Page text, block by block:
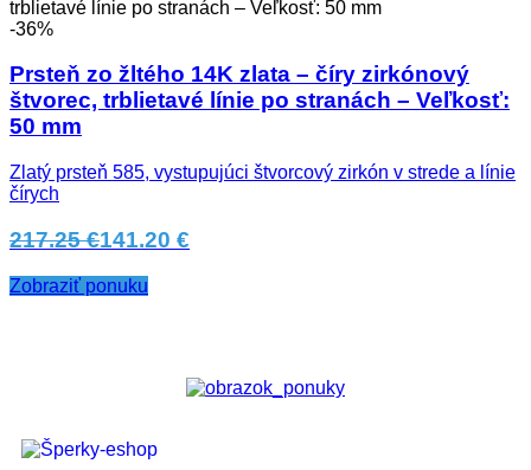
-36%
Prsteň zo žltého 14K zlata – číry zirkónový
štvorec, trblietavé línie po stranách – Veľkosť:
50 mm
Zlatý prsteň 585, vystupujúci štvorcový zirkón v strede a línie
čírych
217.25 €141.20 €
Zobraziť ponuku